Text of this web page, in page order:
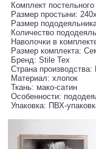
Комплект
Размер простыни:
Размер
Количество
Наволочки в
Размер комплекта:
Бренд: Stile Tex
Страна производства:
Материал: хлопок
Ткань: мако-сатин
Особенности:
Упаковка: ПВХ-